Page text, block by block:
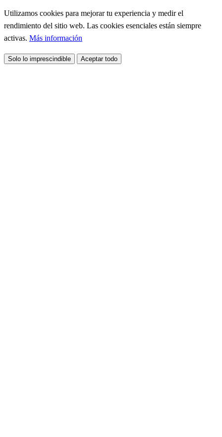
Utilizamos cookies para mejorar tu experiencia y medir el
rendimiento del sitio web. Las cookies esenciales están siempre
activas. Más información
Solo lo imprescindible Aceptar todo